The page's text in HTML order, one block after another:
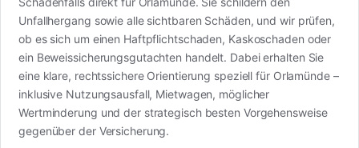
Unfallhergang sowie alle sichtbaren Schäden, und wir prüfen,
ob es sich um einen Haftpflichtschaden, Kaskoschaden oder
ein Beweissicherungsgutachten handelt. Dabei erhalten Sie
eine klare, rechtssichere Orientierung speziell für Orlamünde –
inklusive Nutzungsausfall, Mietwagen, möglicher
Wertminderung und der strategisch besten Vorgehensweise
gegenüber der Versicherung.